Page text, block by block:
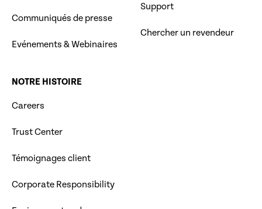
Communiqués de presse
Evénements & Webinaires
Support
Chercher un revendeur
NOTRE HISTOIRE
Careers
Trust Center
Témoignages client
Corporate Responsibility